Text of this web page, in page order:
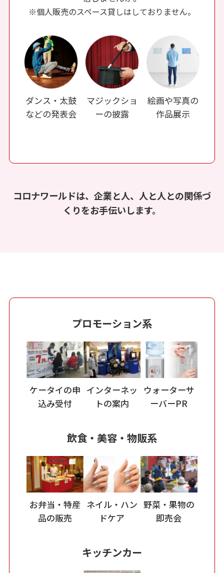
※個人販売のスペース貸しはしておりません。
ダンス・太鼓
などの発表会
マジックショ
ーの披露
絵画や写真の
作品展示
コロナワールドは、企業と人、人と人との関係づ
くりをお手伝いします。
プロモーション系
ケータイの申
込み受付
インターネッ
トの案内
ウォーターサ
ーバーPR
飲食・美容・物販系
お弁当・特産
品の販売
ネイル・ハン
ドケア
野菜・果物の
即売会
キッチンカー